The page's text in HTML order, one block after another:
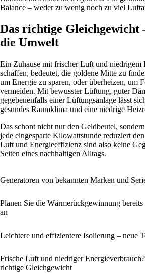
Balance – weder zu wenig noch zu viel
Das richtige Gleichgewicht
die Umwelt
Ein Zuhause mit frischer Luft und niedrigem
schaffen, bedeutet, die goldene Mitte zu
um Energie zu sparen, oder überheizen, um
vermeiden. Mit bewusster Lüftung, guter
gegebenenfalls einer Lüftungsanlage lässt
gesundes Raumklima und eine niedrige
Das schont nicht nur den Geldbeutel,
jede eingesparte Kilowattstunde reduziert
Luft und Energieeffizienz sind also keine
Seiten eines nachhaltigen Alltags.
Generatoren von bekannten Marken und
Planen Sie die Wärmerückgewinnung
an
Leichtere und effizientere Isolierung – neue
Frische Luft und niedriger
richtige Gleichgewicht